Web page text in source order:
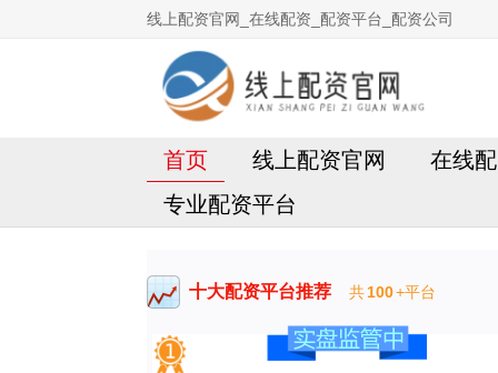
线上配资官网_在线配资_配资平台_配资公司
首页 线上配资官网
在线
专业配资平台
十大配资平台推荐 共100+平台